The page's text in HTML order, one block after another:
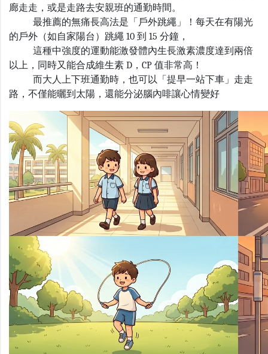
廊走走，或是走路去安親班的通勤時間。
最推薦的無痛長高法是「戶外跳繩」！每天在有陽光
的戶外（如自家陽台）跳繩 10 到 15 分鐘，
這種中強度的運動能激發體內生長激素濃度達到兩倍
以上，同時又能合成維生素 D ， CP 值非常高！
而大人上下班通勤時，也可以「提早一站下車」走走
路，不僅能曬到太陽，還能分泌腦內啡讓心情變好